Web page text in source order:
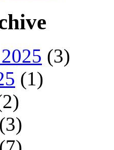
(3)
(1)
(3)